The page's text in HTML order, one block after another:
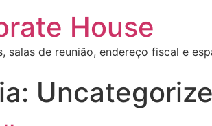
House
salas de reunião, endereço fiscal e